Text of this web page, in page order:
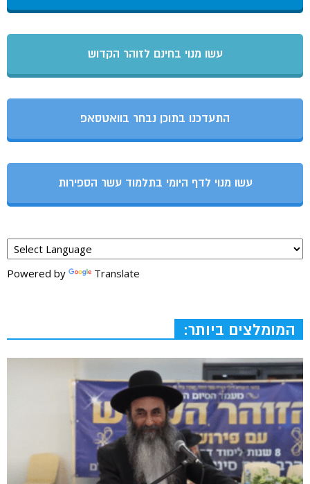
עשו מנוי בחינם לזוהר הקדוש
התעדכנו בתוכן נבחר בוואטסאפ
עשו מנוי לדף היומי בתלמוד עשר הספירות
Powered by Translate
המומלצים ביותר: